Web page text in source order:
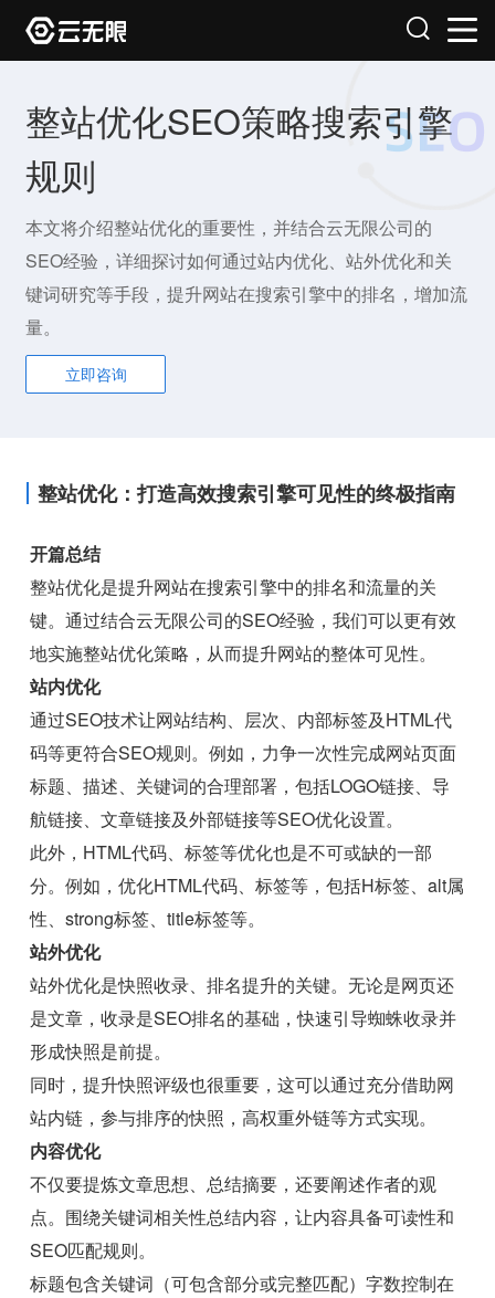
整站优化SEO策略搜索引擎
规则
本文将介绍整站优化的重要性，并结合云无限公司的
SEO经验，详细探讨如何通过站内优化、站外优化和关
键词研究等手段，提升网站在搜索引擎中的排名，增加流
量。
立即咨询
整站优化：打造高效搜索引擎可见性的终极指南
开篇总结
整站优化是提升网站在搜索引擎中的排名和流量的关
键。通过结合云无限公司的SEO经验，我们可以更有效
地实施整站优化策略，从而提升网站的整体可见性。
站内优化
通过SEO技术让网站结构、层次、内部标签及HTML代
码等更符合SEO规则。例如，力争一次性完成网站页面
标题、描述、关键词的合理部署，包括LOGO链接、导
航链接、文章链接及外部链接等SEO优化设置。
此外，HTML代码、标签等优化也是不可或缺的一部
分。例如，优化HTML代码、标签等，包括H标签、alt属
性、strong标签、title标签等。
站外优化
站外优化是快照收录、排名提升的关键。无论是网页还
是文章，收录是SEO排名的基础，快速引导蜘蛛收录并
形成快照是前提。
同时，提升快照评级也很重要，这可以通过充分借助网
站内链，参与排序的快照，高权重外链等方式实现。
内容优化
不仅要提炼文章思想、总结摘要，还要阐述作者的观
点。围绕关键词相关性总结内容，让内容具备可读性和
SEO匹配规则。
标题包含关键词（可包含部分或完整匹配）字数控制在